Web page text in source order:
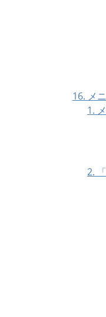
16. メ
1.
2.
「